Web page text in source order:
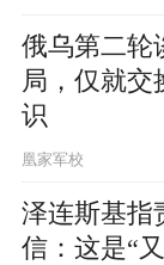
俄乌第二轮
局，仅就交
识
凰家军校
泽连斯基指
信：这是“